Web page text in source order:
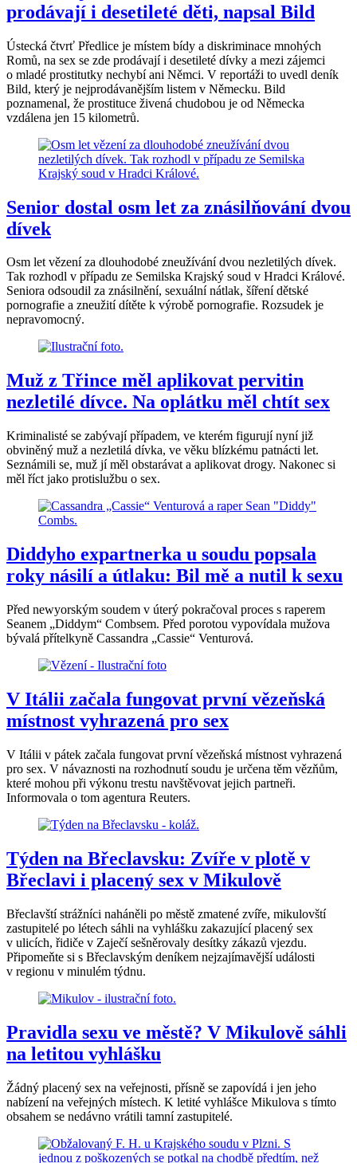
prodávají i desetileté děti, napsal Bild
Ústecká čtvrť Předlice je místem bídy a diskriminace mnohých
Romů, na sex se zde prodávají i desetileté dívky a mezi zájemci
o mladé prostitutky nechybí ani Němci. V reportáži to uvedl deník
Bild, který je nejprodávanějším listem v Německu. Bild
poznamenal, že prostituce živená chudobou je od Německa
vzdálena jen 15 kilometrů.
Senior dostal osm let za znásilňování dvou
dívek
Osm let vězení za dlouhodobé zneužívání dvou nezletilých dívek.
Tak rozhodl v případu ze Semilska Krajský soud v Hradci Králové.
Seniora odsoudil za znásilnění, sexuální nátlak, šíření dětské
pornografie a zneužití dítěte k výrobě pornografie. Rozsudek je
nepravomocný.
Muž z Třince měl aplikovat pervitin
nezletilé dívce. Na oplátku měl chtít sex
Kriminalisté se zabývají případem, ve kterém figurují nyní již
obviněný muž a nezletilá dívka, ve věku blízkému patnácti let.
Seznámili se, muž jí měl obstarávat a aplikovat drogy. Nakonec si
měl říct jako protislužbu o sex.
Diddyho expartnerka u soudu popsala
roky násilí a útlaku: Bil mě a nutil k sexu
Před newyorským soudem v úterý pokračoval proces s raperem
Seanem „Diddym“ Combsem. Před porotou vypovídala mužova
bývalá přítelkyně Cassandra „Cassie“ Venturová.
V Itálii začala fungovat první vězeňská
místnost vyhrazená pro sex
V Itálii v pátek začala fungovat první vězeňská místnost vyhrazená
pro sex. V návaznosti na rozhodnutí soudu je určena těm vězňům,
které mohou při výkonu trestu navštěvovat jejich partneři.
Informovala o tom agentura Reuters.
Týden na Břeclavsku: Zvíře v plotě v
Břeclavi i placený sex v Mikulově
Břeclavští strážníci naháněli po městě zmatené zvíře, mikulovští
zastupitelé po létech sáhli na vyhlášku zakazující placený sex
v ulicích, řidiče v Zaječí sešněrovaly desítky zákazů vjezdu.
Připomeňte si s Břeclavským deníkem nejzajímavější události
v regionu v minulém týdnu.
Pravidla sexu ve městě? V Mikulově sáhli
na letitou vyhlášku
Žádný placený sex na veřejnosti, přísně se zapovídá i jen jeho
nabízení na veřejných místech. K letité vyhlášce Mikulova s tímto
obsahem se nedávno vrátili tamní zastupitelé.